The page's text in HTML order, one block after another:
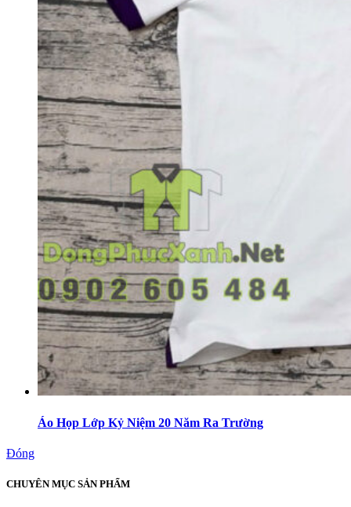
Áo Họp Lớp Kỷ Niệm 20 Năm Ra Trường
Đóng
CHUYÊN MỤC SẢN PHẨM